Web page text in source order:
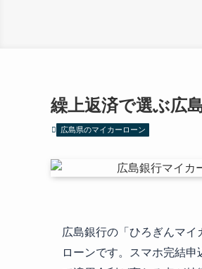
繰上返済で選ぶ広
広島県のマイカーローン
広島銀行の「ひろぎんマ
ローンです。スマホ完結